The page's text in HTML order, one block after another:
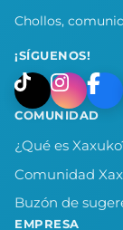
Chollos,
¡SÍGUENOS!
COMUNIDAD
¿Qué es
Comunidad
Buzón de
EMPRESA